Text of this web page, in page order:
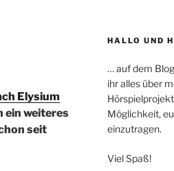
Elysium
ein weiteres
seit
HALLO UND
… auf dem
ihr alles über
Möglichkeit,
einzutragen.
Viel Spaß!